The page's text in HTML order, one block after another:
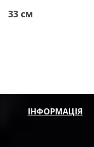
33 см
ІНФОРМАЦІЯ